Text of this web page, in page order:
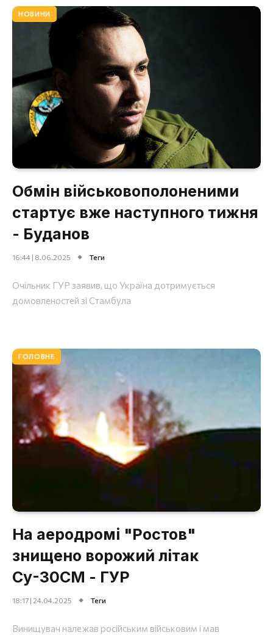
НОВИНИ
Обмін військовополоненими
стартує вже наступного тижня
- Буданов
16:44 | 8.06.2025 Теги
Очільник ГУР заявив, що Україна дотримується
домовленостей зі Стамбула
ГОЛОВНЕ
На аеродромі "Ростов"
знищено ворожий літак
Су-30СМ - ГУР
18:17 | 24.04.2025 Теги
Винищувач належав російським військовим і мав